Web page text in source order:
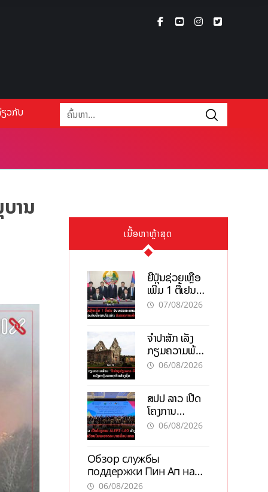
ວກັບ
ານ
ເນື້ອຫາຫຼ້າສຸດ
ຍີ່ປຸ່ນຊ່ວຍເຫຼືອ
ເພີ່ມ 1 ຕື້ເຢນ
ອັບເກຣດ
ເຕີບໂຕ
07/08/2026
ຈຳປາສັກ ເລັ່ງ
ກຽມຄວາມພ້ອມ
“ປີທ່ອງທ່ຽວ
ເສດຖະກິດ
ທ້ອງຖິ່ນ
06/08/2026
ສປປ ລາວ ເປີດ
ໂຄງການ
ALERT-LAO
ລະບາດທົ່ວ
ປະເທດ
06/08/2026
Обзор службы
поддержки Пин Ап на
официальном сайте с
06/08/2026